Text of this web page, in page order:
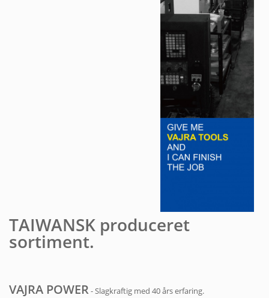
TAIWANSK produceret
sortiment.
VAJRA POWER- Slagkraftig med 40 års erfaring.